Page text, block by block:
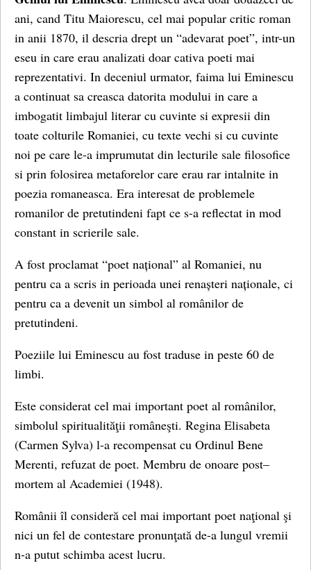
ani, cand Titu Maiorescu, cel mai popular critic roman
in anii 1870, il descria drept un “adevarat poet”, intr-un
eseu in care erau analizati doar cativa poeti mai
reprezentativi. In deceniul urmator, faima lui Eminescu
a continuat sa creasca datorita modului in care a
imbogatit limbajul literar cu cuvinte si expresii din
toate colturile Romaniei, cu texte vechi si cu cuvinte
noi pe care le-a imprumutat din lecturile sale filosofice
si prin folosirea metaforelor care erau rar intalnite in
poezia romaneasca. Era interesat de problemele
romanilor de pretutindeni fapt ce s-a reflectat in mod
constant in scrierile sale.
A fost proclamat “poet național” al Romaniei, nu
pentru ca a scris in perioada unei renașteri naționale, ci
pentru ca a devenit un simbol al românilor de
pretutindeni.
Poeziile lui Eminescu au fost traduse in peste 60 de
limbi.
Este considerat cel mai important poet al românilor,
simbolul spiritualităţii româneşti. Regina Elisabeta
(Carmen Sylva) l-a recompensat cu Ordinul Bene
Merenti, refuzat de poet. Membru de onoare post–
mortem al Academiei (1948).
Românii îl consideră cel mai important poet naţional şi
nici un fel de contestare pronunţată de-a lungul vremii
n-a putut schimba acest lucru.